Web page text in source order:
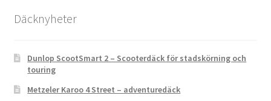
Däcknyheter
Dunlop ScootSmart 2 – Scooterdäck för stadskörning och
touring
Metzeler Karoo 4 Street – adventuredäck